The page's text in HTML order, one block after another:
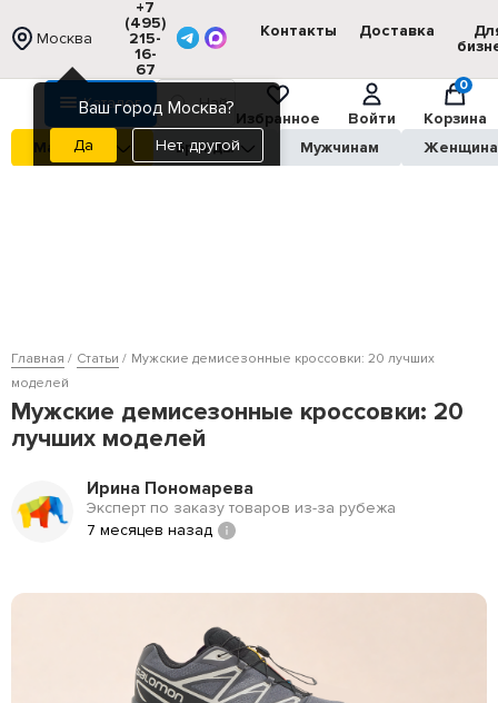
Москва
Ваш город Москва?
Нет, другой
+7
(495)
215-
16-
67
Контакты Доставка
Каталог
Избранное
Войти
0
Корзина
Магазины
Бренды Мужчинам
Главная Статьи
Мужские демисезонные кроссовки: 20 лучших
моделей
Мужские демисезонные кроссовки: 20
лучших моделей
Ирина Пономарева
Эксперт по заказу товаров из-за рубежа
7 месяцев назад